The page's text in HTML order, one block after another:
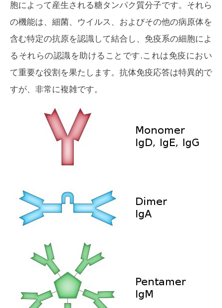
胞によって産生される糖タンパク質分子です。それら
の機能は、細菌、ウイルス、およびその他の病原体を
含む特定の抗原を認識して結合し、免疫系の細胞によ
るそれらの認識を助けることです.これは免疫におい
て重要な役割を果たします。抗体免疫応答は特異的で
すが、非常に複雑です。